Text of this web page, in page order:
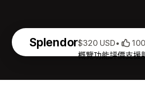
Splendor
概覽功能評價支援
$320 USD•